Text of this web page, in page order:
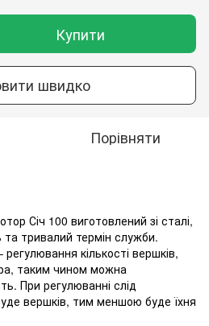
Купити
швидко
Порівняти
Січ 100 виготовлений зі сталі,
та тривалий термін служби.
кількості вершків,
таким чином можна
При регулюванні слід
вершків, тим меншою буде їхня